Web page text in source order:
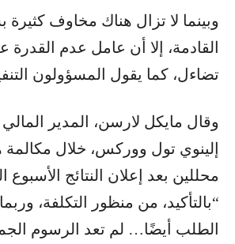
وبينما لا تزال هناك مخاوف كثيرة
القادمة، إلا أن عامل عدم القدرة
تضاءل، كما يقول المسؤولون
وقال مايكل لارسن، المدير
إلينوي تول ووركس، خلال مكالمة
محللين بعد إعلان النتائج الأسبوع
“بالتأكيد، من منظور التكلفة،
الطلب أيضًا… لم تعد الرسوم